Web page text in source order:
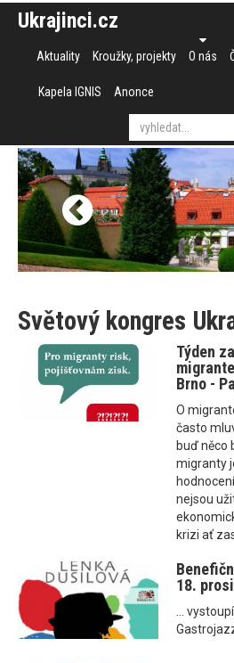
Ukrajinci.cz
Aktuality Kroužky, projekty O nás
Kapela IGNIS Anonce
Světový kongres
Týden
Brno -
O
často
buď něco
migranty
nejsou
krizi ať
18.
...